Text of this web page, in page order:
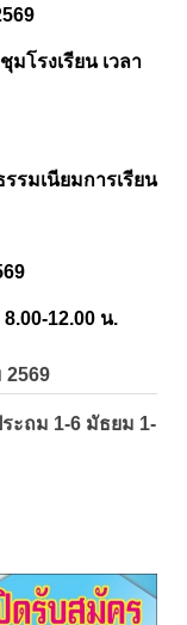
โรงเรียน เวลา
รมเนียมการเรียน
12.00 น.
ะถม 1-6 มัธยม 1-